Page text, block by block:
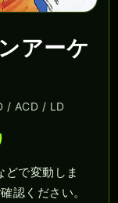
アーケ
/ ACD / LD
で変動しま
認ください。